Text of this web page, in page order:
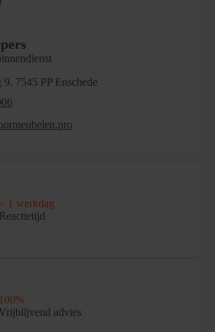
7545 PP Enschede
< 1 werkdag
Reactietijd
100%
Vrijblijvend advies